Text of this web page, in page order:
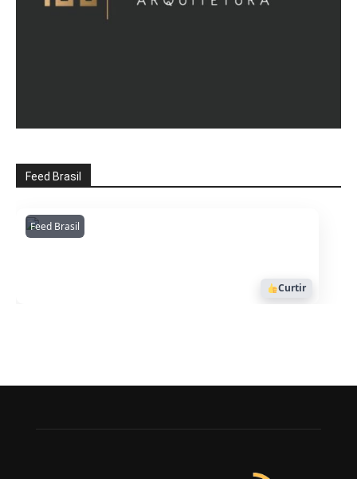
Feed Brasil
Feed BrasilAmazonianarede
1053
Curtir